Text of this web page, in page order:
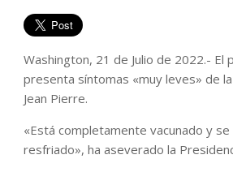
Washington, 21 de Julio de 2022.-
presenta síntomas «muy leves» de
Jean Pierre.
«Está completamente vacunado y
resfriado», ha aseverado la